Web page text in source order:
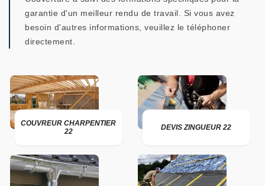
garantie d'un meilleur rendu de travail. Si vous avez
besoin d'autres informations, veuillez le téléphoner
directement.
COUVREUR CHARPENTIER
22
DEVIS ZINGUEUR 22